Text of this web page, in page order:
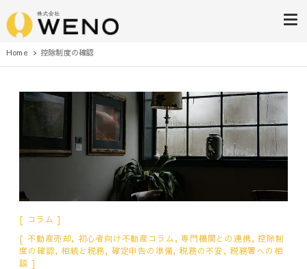
株式会社WENO
Home 控除制度の確認
コラム
不動産売却, 初心者向け不動産コラム,専門機関との連携,控除制
度の確認,相続と税務, 確定申告の準備,税務の不安, 税務署への相
談